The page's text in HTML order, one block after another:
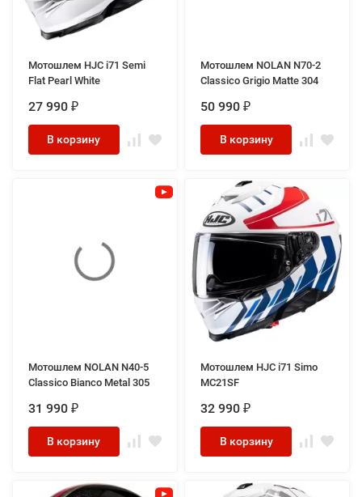
Мотошлем HJC i71 Semi
Flat Pearl White
27 990 ₽
В корзину
Мотошлем NOLAN N70-2
Classico Grigio Matte 304
50 990 ₽
В корзину
Мотошлем NOLAN N40-5
Classico Bianco Metal 305
31 990 ₽
В корзину
Мотошлем HJC i71 Simo
MC21SF
32 990 ₽
В корзину